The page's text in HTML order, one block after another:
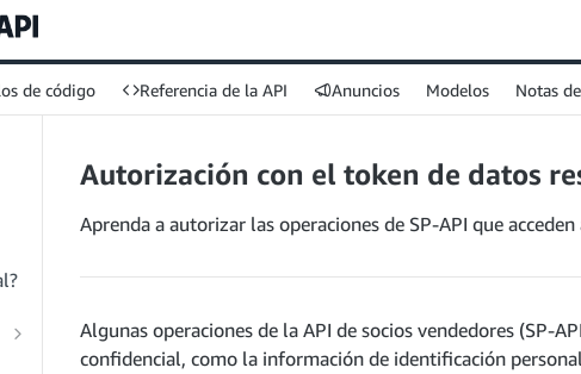
de código Referencia de la API Anuncios Modelos Notas
Autorización con el token de datos
Aprenda a autorizar las operaciones de SP-API que
Algunas operaciones de la API de socios vendedores (SP-
confidencial, como la información de identificación